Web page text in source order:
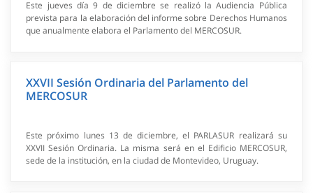
Este jueves día 9 de diciembre se realizó la Audiencia Pública
prevista para la elaboración del informe sobre Derechos Humanos
que anualmente elabora el Parlamento del MERCOSUR.
XXVII Sesión Ordinaria del Parlamento del
MERCOSUR
Este próximo lunes 13 de diciembre, el PARLASUR realizará su
XXVII Sesión Ordinaria. La misma será en el Edificio MERCOSUR,
sede de la institución, en la ciudad de Montevideo, Uruguay.